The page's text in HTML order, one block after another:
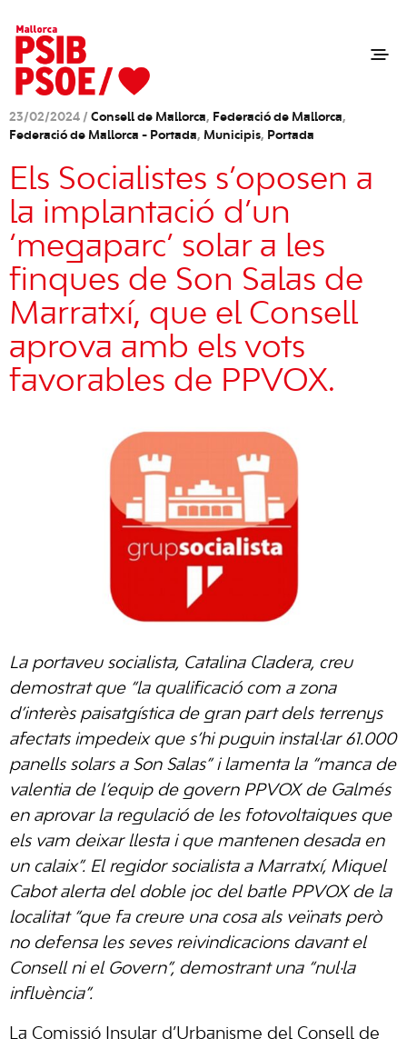
23/02/2024 / Consell de Mallorca, Federació de Mallorca,
Federació de Mallorca - Portada, Municipis, Portada
Els Socialistes s’oposen a
la implantació d’un
‘megaparc’ solar a les
finques de Son Salas de
Marratxí, que el Consell
aprova amb els vots
favorables de PPVOX.
La portaveu socialista, Catalina Cladera, creu
demostrat que “la qualificació com a zona
d’interès paisatgística de gran part dels terrenys
afectats impedeix que s’hi puguin instal·lar 61.000
panells solars a Son Salas” i lamenta la “manca de
valentia de l’equip de govern PPVOX de Galmés
en aprovar la regulació de les fotovoltaiques que
els vam deixar llesta i que mantenen desada en
un calaix”. El regidor socialista a Marratxí, Miquel
Cabot alerta del doble joc del batle PPVOX de la
localitat “que fa creure una cosa als veïnats però
no defensa les seves reivindicacions davant el
Consell ni el Govern”, demostrant una “nul·la
influència”.
La Comissió Insular d’Urbanisme del Consell de